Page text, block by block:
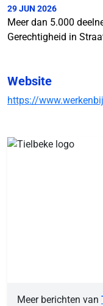
29 JUN 2026
Meer dan 5.000
Gerechtigheid in
Website
https://
Meer berichten van